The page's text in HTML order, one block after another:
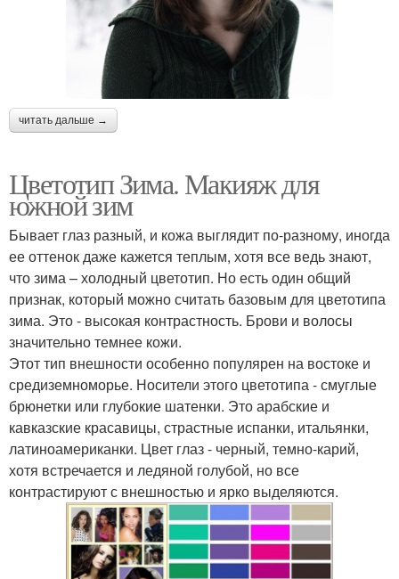
читать дальше →
Цветотип Зима. Макияж для
южной зим
Бывает глаз разный, и кожа выглядит по-разному, иногда
ее оттенок даже кажется теплым, хотя все ведь знают,
что зима – холодный цветотип. Но есть один общий
признак, который можно считать базовым для цветотипа
зима. Это - высокая контрастность. Брови и волосы
значительно темнее кожи.
Этот тип внешности особенно популярен на востоке и
средиземноморье. Носители этого цветотипа - смуглые
брюнетки или глубокие шатенки. Это арабские и
кавказские красавицы, страстные испанки, итальянки,
латиноамериканки. Цвет глаз - черный, темно-карий,
хотя встречается и ледяной голубой, но все
контрастируют с внешностью и ярко выделяются.